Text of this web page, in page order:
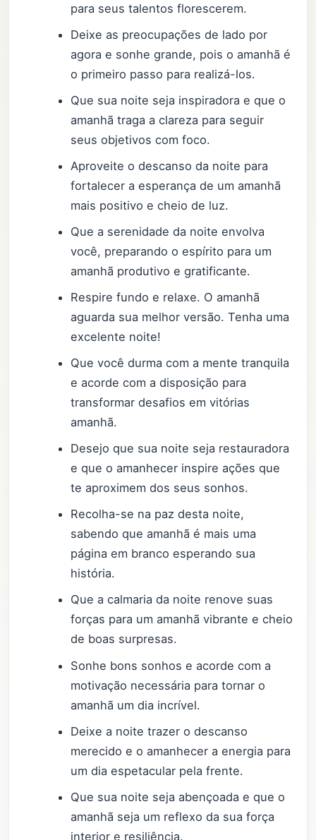
para seus talentos florescerem.
Deixe as preocupações de lado por
agora e sonhe grande, pois o amanhã é
o primeiro passo para realizá-los.
Que sua noite seja inspiradora e que o
amanhã traga a clareza para seguir
seus objetivos com foco.
Aproveite o descanso da noite para
fortalecer a esperança de um amanhã
mais positivo e cheio de luz.
Que a serenidade da noite envolva
você, preparando o espírito para um
amanhã produtivo e gratificante.
Respire fundo e relaxe. O amanhã
aguarda sua melhor versão. Tenha uma
excelente noite!
Que você durma com a mente tranquila
e acorde com a disposição para
transformar desafios em vitórias
amanhã.
Desejo que sua noite seja restauradora
e que o amanhecer inspire ações que
te aproximem dos seus sonhos.
Recolha-se na paz desta noite,
sabendo que amanhã é mais uma
página em branco esperando sua
história.
Que a calmaria da noite renove suas
forças para um amanhã vibrante e cheio
de boas surpresas.
Sonhe bons sonhos e acorde com a
motivação necessária para tornar o
amanhã um dia incrível.
Deixe a noite trazer o descanso
merecido e o amanhecer a energia para
um dia espetacular pela frente.
Que sua noite seja abençoada e que o
amanhã seja um reflexo da sua força
interior e resiliência.